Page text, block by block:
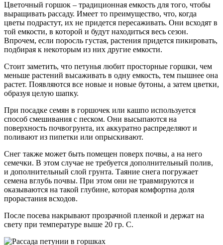
Цветочный горшок – традиционная емкость для того, чтобы
выращивать рассаду. Имеет то преимущество, что, когда
цветы подрастут, их не придется пересаживать. Они всходят в
той емкости, в которой и будут находиться весь сезон.
Впрочем, если поросль густая, растения придется пикировать,
подбирая к некоторым из них другие емкости.
Стоит заметить, что петунья любит просторные горшки, чем
меньше растений высаживать в одну емкость, тем пышнее она
растет. Появляются все новые и новые бутоны, а затем цветки,
образуя целую шапку.
При посадке семян в горшочек или кашпо используется
способ смешивания с песком. Они высыпаются на
поверхность почвогрунта, их аккуратно распределяют и
поливают из пипетки или опрыскивают.
Снег также может быть помещен поверх почвы, а на него
семечки. В этом случае не требуется дополнительный полив,
и дополнительный слой грунта. Таяние снега погружает
семена вглубь почвы. При этом они не травмируются и
оказываются на такой глубине, которая комфортна доля
прорастания всходов.
После посева накрывают прозрачной пленкой и держат на
свету при температуре выше 20 гр. С.